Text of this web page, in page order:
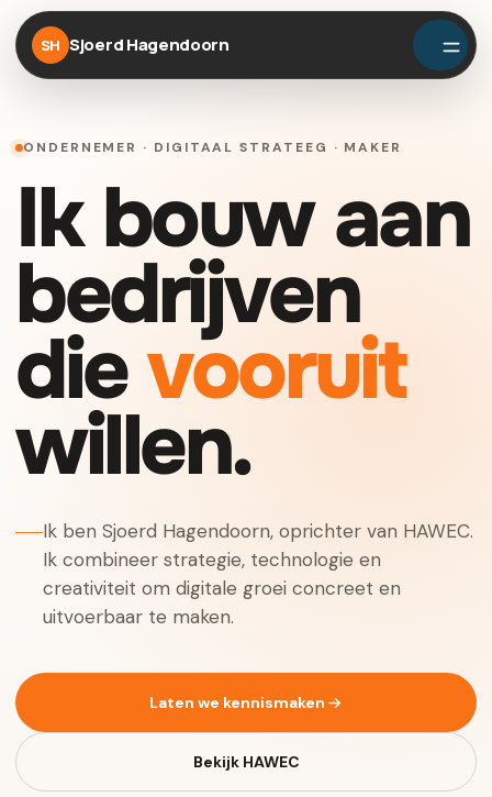
SH Sjoerd Hagendoorn
ONDERNEMER · DIGITAAL STRATEEG · MAKER
Ik bouw aan
bedrijven
dievooruit
willen.
Ik ben Sjoerd Hagendoorn, oprichter van HAWEC.
Ik combineer strategie, technologie en
creativiteit om digitale groei concreet en
uitvoerbaar te maken.
Laten we kennismaken
Bekijk HAWEC